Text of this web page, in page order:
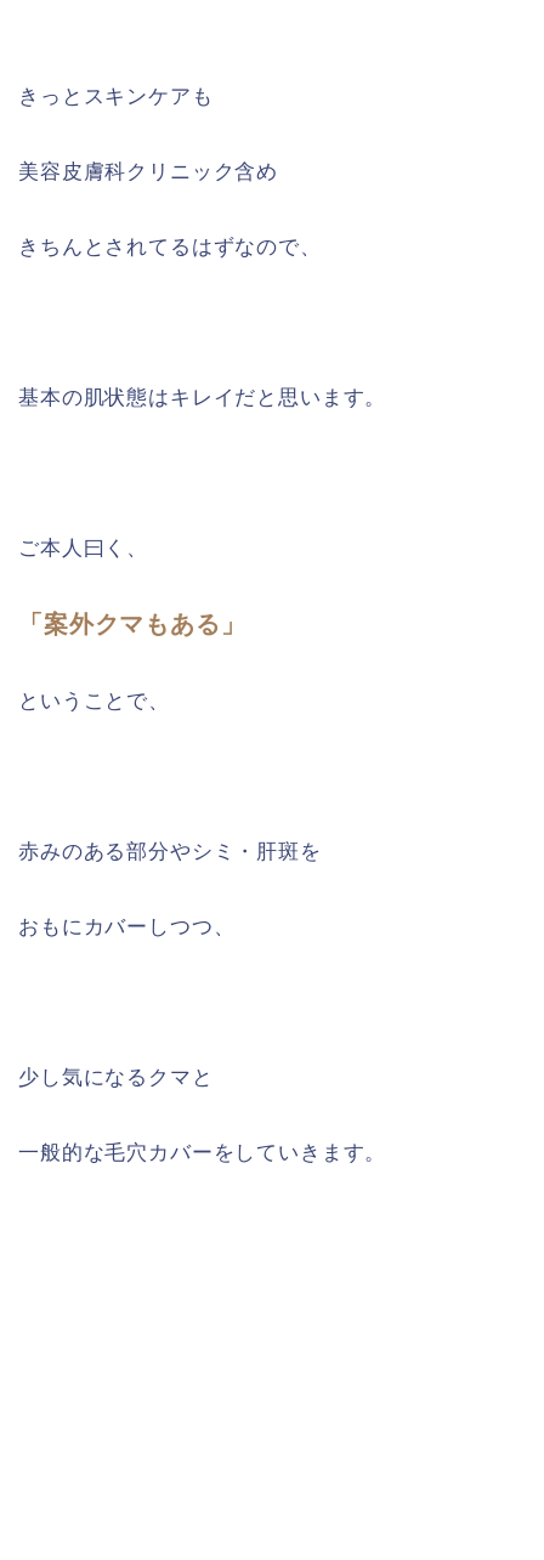
きっとスキンケアも
美容皮膚科クリニック含め
きちんとされてるはずなので、
基本の肌状態はキレイだと思います。
ご本人曰く、
「案外クマもある」
ということで、
赤みのある部分やシミ・肝斑を
おもにカバーしつつ、
少し気になるクマと
一般的な毛穴カバーをしていきます。